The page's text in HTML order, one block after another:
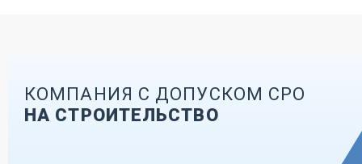
КОМПАНИЯ С ДОПУСКОМ СРО
НА СТРОИТЕЛЬСТВО